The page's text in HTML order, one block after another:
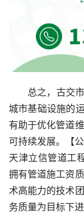
总之，古交
城市基础设施的
有助于优化管道
可持续发展。【公
天津立信管道工
拥有管道施工资
术高能力的技术
务质量为目标下